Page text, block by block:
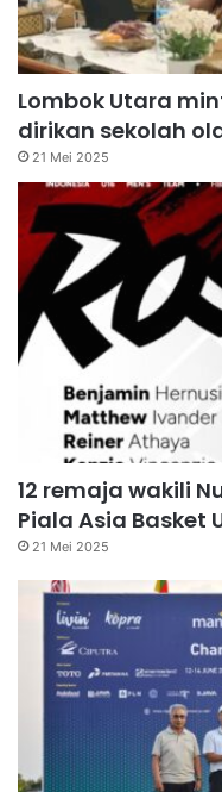
Lombok Utara
dirikan sekolah
21 Mei 2025
12 remaja wakili
Piala Asia Basket
21 Mei 2025